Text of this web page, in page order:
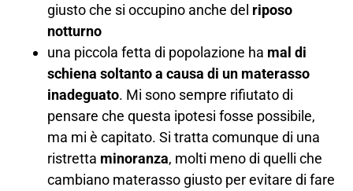
giusto che si occupino anche del riposo
notturno
una piccola fetta di popolazione ha mal di
schiena soltanto a causa di un materasso
inadeguato. Mi sono sempre rifiutato di
pensare che questa ipotesi fosse possibile,
ma mi è capitato. Si tratta comunque di una
ristretta minoranza, molti meno di quelli che
cambiano materasso giusto per evitare di fare